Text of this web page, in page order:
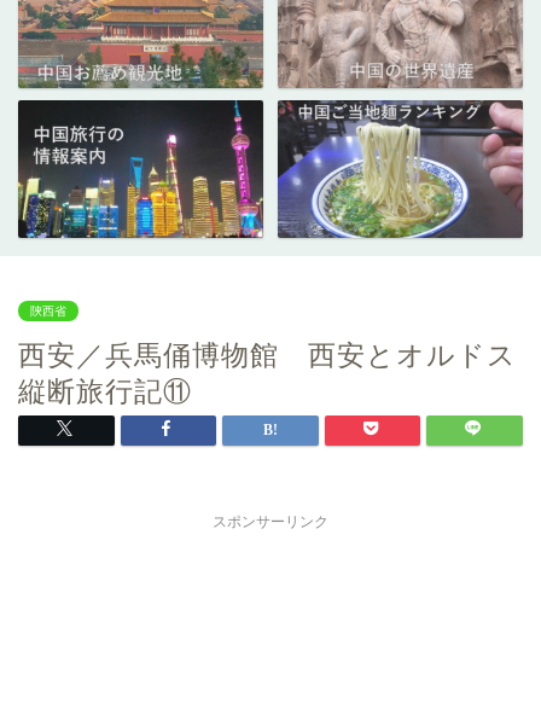
陝西省
西安／兵馬俑博物館 西安とオルドス
縦断旅行記⑪
スポンサーリンク